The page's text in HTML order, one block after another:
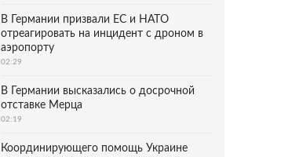
В Германии призвали ЕС и НАТО
отреагировать на инцидент с дроном в
аэропорту
02:29
В Германии высказались о досрочной
отставке Мерца
02:19
Координирующего помощь Украине